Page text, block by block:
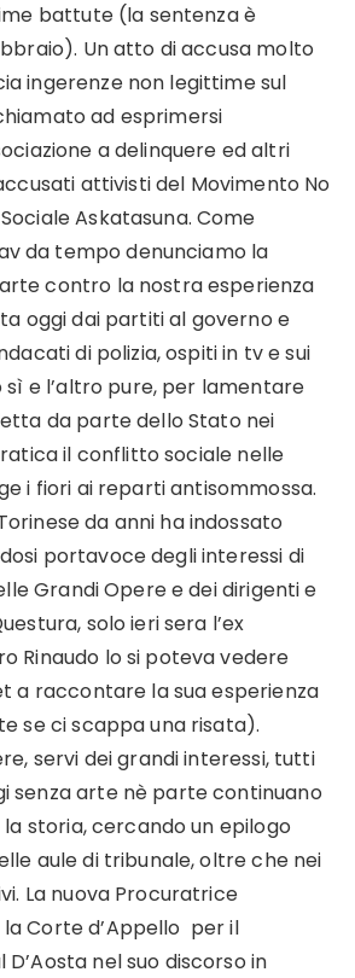
battute (la sentenza è
Un atto di accusa molto
ingerenze non legittime sul
ad esprimersi
a delinquere ed altri
attivisti del Movimento No
Askatasuna. Come
da tempo denunciamo la
contro la nostra esperienza
oggi dai partiti al governo e
di polizia, ospiti in tv e sui
sì e l’altro pure, per lamentare
da parte dello Stato nei
il conflitto sociale nelle
i fiori ai reparti antisommossa.
da anni ha indossato
portavoce degli interessi di
Grandi Opere e dei dirigenti e
solo ieri sera l’ex
Rinaudo lo si poteva vedere
a raccontare la sua esperienza
se ci scappa una risata).
servi dei grandi interessi, tutti
senza arte nè parte continuano
storia, cercando un epilogo
aule di tribunale, oltre che nei
La nuova Procuratrice
Corte d’Appello per il
nel suo discorso in